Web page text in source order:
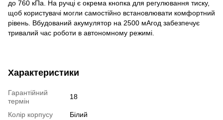
до 760 кПа. На ручці є окрема кнопка для регулювання тиску,
щоб користувачі могли самостійно встановлювати комфортний
рівень. Вбудований акумулятор на 2500 мАгод забезпечує
тривалий час роботи в автономному режимі.
Характеристики
Гарантійний
термін
18
Колір корпусу
Білий